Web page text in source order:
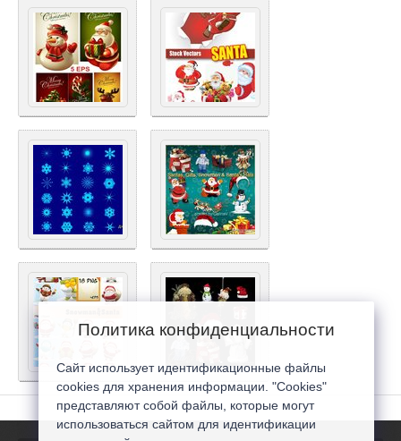
Политика конфиденциальности
Сайт использует идентификационные файлы
cookies для хранения информации. "Cookies"
представляют собой файлы, которые могут
использоваться сайтом для идентификации